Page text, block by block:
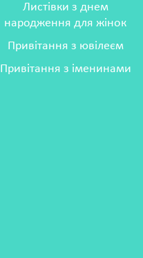
Листівки з днем
народження для жінок
Привітання з ювілеєм
Привітання з іменинами